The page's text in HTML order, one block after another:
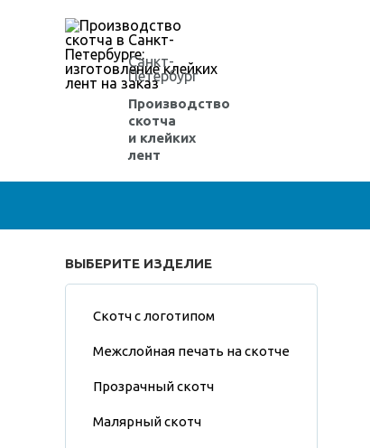
Санкт-
Петербург
Производство
скотча
и клейких
лент
ВЫБЕРИТЕ ИЗДЕЛИЕ
Скотч с логотипом
Межслойная печать на скотче
Прозрачный скотч
Малярный скотч